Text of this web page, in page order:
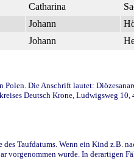
Catharina
Johann
Johann
Die Anschrift lautet:
Deutsch Krone, Ludwigsweg
Taufdatums. Wenn ein Kind z.B.
wurde. In derartigen